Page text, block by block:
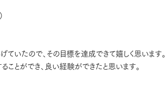
ていたので、その目標を達成できて嬉しく思います。
とができ、良い経験ができたと思います。